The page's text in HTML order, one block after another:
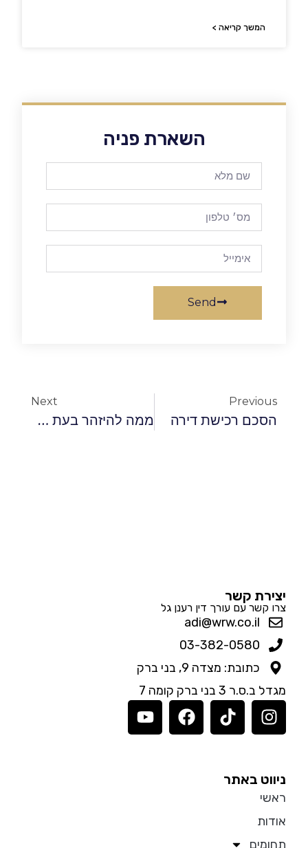
המשך קריאה >
השארת פניה
Send
Previous
הסכם רכישת דירה
Next
ממה להיזהר בעת רכישת דירה
יצירת קשר
צרו קשר עם עורך דין רענן גל
adi@wrw.co.il
03-382-0580
כתובת: מצדה 9, בני ברק
מגדל ב.ס.ר 3 בני ברק קומה 7
ניווט באתר
ראשי
אודות
תחומים